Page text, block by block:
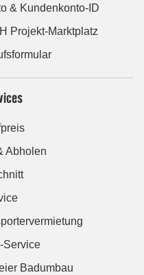
& Kundenkonto-ID
Projekt-Marktplatz
Abholen
Service
Badumbau